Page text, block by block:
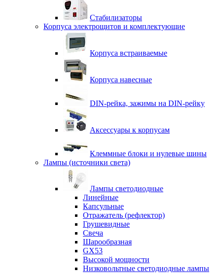
Стабилизаторы
Корпуса электрощитов и комплектующие
Корпуса встраиваемые
Корпуса навесные
DIN-рейка, зажимы на DIN-рейку
Аксессуары к корпусам
Клеммные блоки и нулевые шины
Лампы (источники света)
Лампы светодиодные
Линейные
Капсульные
Отражатель (рефлектор)
Грушевидные
Свеча
Шарообразная
GX53
Высокой мощности
Низковольтные светодиодные лампы